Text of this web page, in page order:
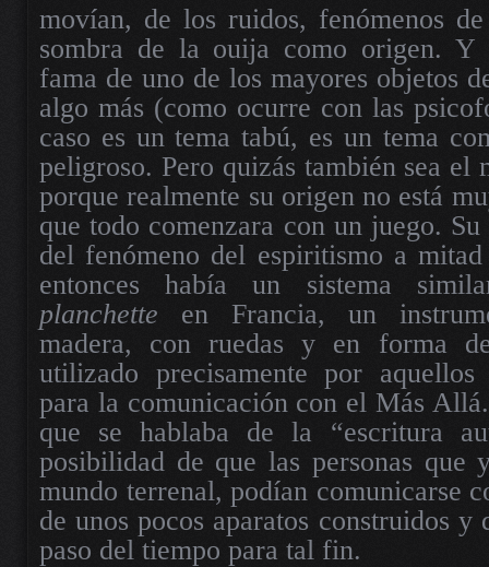
movían, de los ruidos, fenómenos
sombra de la ouija como origen.
fama de uno de los mayores objetos
algo más (como ocurre con las
caso es un tema tabú, es un tema
peligroso. Pero quizás también sea el
porque realmente su origen no está
que todo comenzara con un juego.
del fenómeno del espiritismo a
entonces había un sistema
planchette en Francia, un
madera, con ruedas y en forma
utilizado precisamente por aquellos
para la comunicación con el Más
que se hablaba de la “escritura
posibilidad de que las personas que
mundo terrenal, podían comunicarse
de unos pocos aparatos construidos y
paso del tiempo para tal fin.